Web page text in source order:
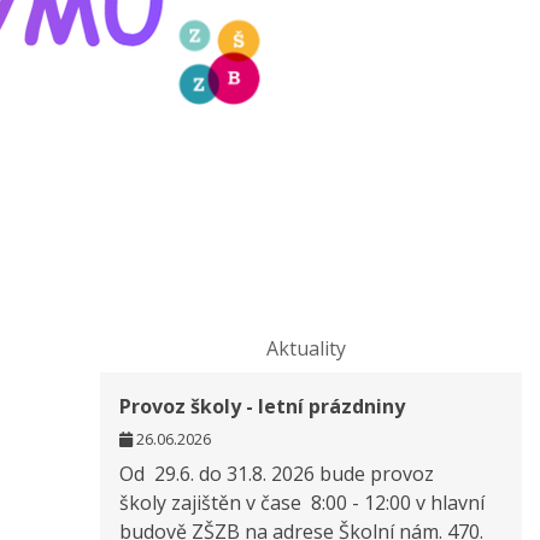
Aktuality
Provoz školy - letní prázdniny
26.06.2026
Od 29.6. do 31.8. 2026 bude provoz
školy zajištěn v čase 8:00 - 12:00 v hlavní
budově ZŠZB na adrese Školní nám. 470.